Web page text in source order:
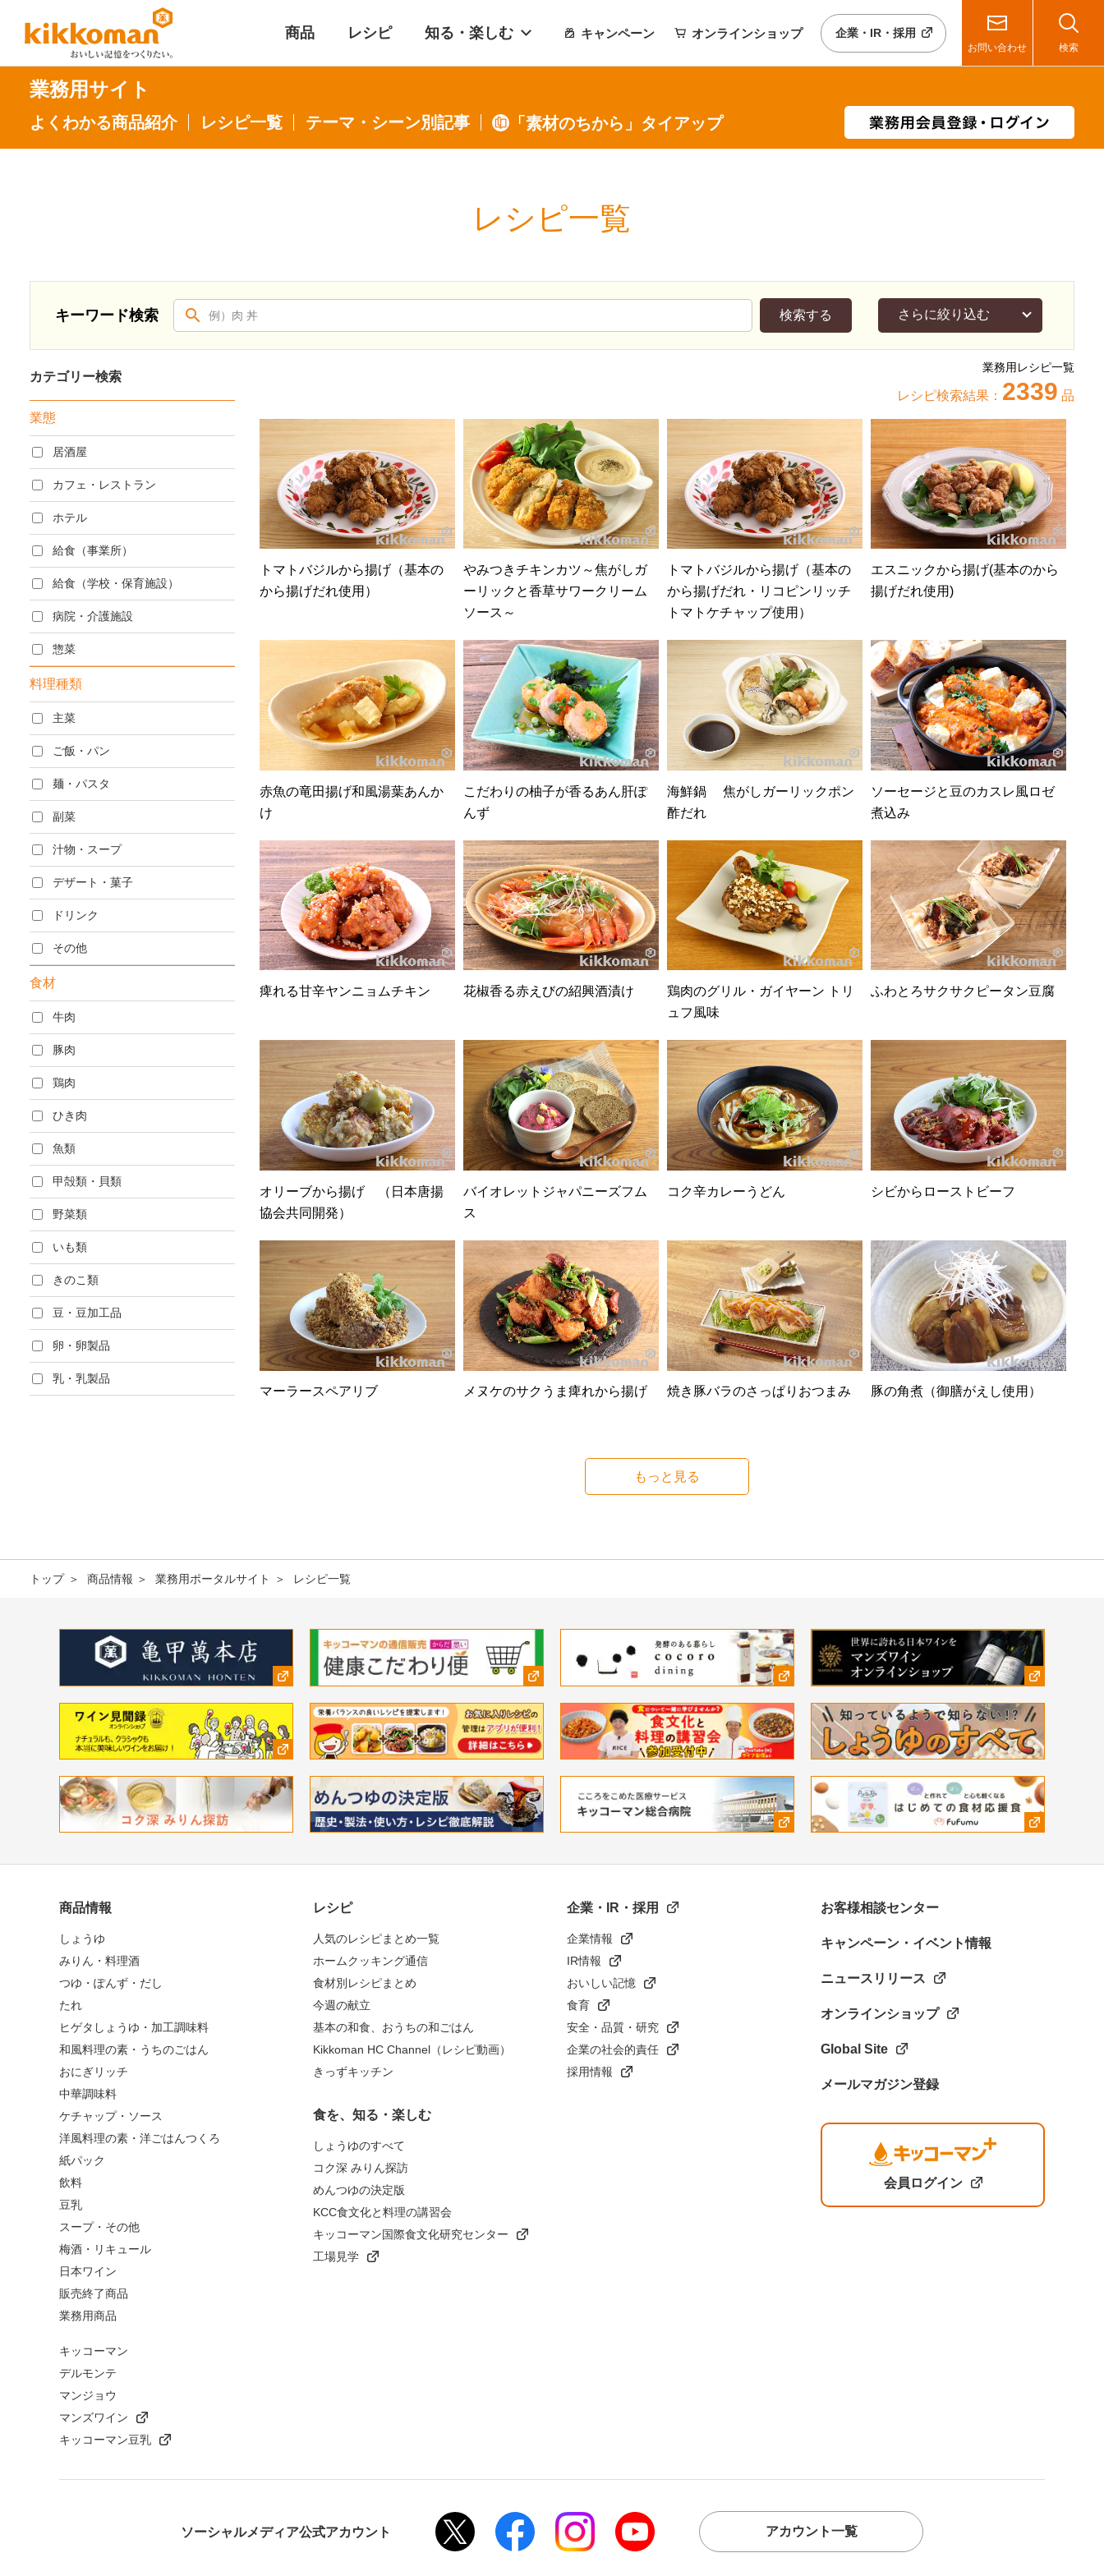
商品 レシピ 知る・楽しむ キャンペーン オンラインショップ 企業・IR・採用
お問い合わせ 検索
業務用サイト
よくわかる商品紹介 レシピ一覧 テーマ・シーン別記事 「素材のちから」タイアップ
レシピ一覧
キーワード検索 検索する さらに絞り込む
業態
ジャンル 洋風 中華風 アジア風
おつまみ 肉料理 魚料理 鍋 〆（ご飯・麺類） ランチ 定食 定番
デザート
たれ類 減塩 ハラール ベジタリアン（ヴィーガン対応含む） グルテンフリー テイクアウト
商品カテゴリー しょうゆ・みりん類 和風調味料 肉用調味料 洋風調味料 すりおろし果実 調理用ワイン 飲料・スープ
クリア
カテゴリー検索
業態
居酒屋
カフェ・レストラン
ホテル
給食（事業所）
給食（学校・保育施設）
病院・介護施設
惣菜
料理種類
主菜
ご飯・パン
麺・パスタ
副菜
汁物・スープ
デザート・菓子
ドリンク
その他
食材
牛肉
豚肉
鶏肉
ひき肉
魚類
甲殻類・貝類
野菜類
いも類
きのこ類
豆・豆加工品
卵・卵製品
乳・乳製品
業務用レシピ一覧
レシピ検索結果： 2339 品
トマトバジルから揚げ（基本の
から揚げだれ使用）
やみつきチキンカツ～焦がしガ
ーリックと香草サワークリーム
ソース～
トマトバジルから揚げ（基本の
から揚げだれ・リコピンリッチ
トマトケチャップ使用）
エスニックから揚げ(基本のから
揚げだれ使用)
赤魚の竜田揚げ和風湯葉あんか
け
こだわりの柚子が香るあん肝ぽ
んず
海鮮鍋 焦がしガーリックポン
酢だれ
ソーセージと豆のカスレ風ロゼ
煮込み
痺れる甘辛ヤンニョムチキン 花椒香る赤えびの紹興酒漬け
鶏肉のグリル・ガイヤーン トリ
ュフ風味
ふわとろサクサクピータン豆腐
オリーブから揚げ （日本唐揚
協会共同開発）
バイオレットジャパニーズフム
ス
コク辛カレーうどん シビからローストビーフ
マーラースペアリブ メヌケのサクうま痺れから揚げ 焼き豚バラのさっぱりおつまみ 豚の角煮（御膳がえし使用）
もっと見る
トップ 商品情報 業務用ポータルサイト レシピ一覧
商品情報
しょうゆ
みりん・料理酒
つゆ・ぽんず・だし
たれ
ヒゲタしょうゆ・加工調味料
和風料理の素・うちのごはん
おにぎリッチ
中華調味料
ケチャップ・ソース
洋風料理の素・洋ごはんつくろ
紙パック
飲料
豆乳
スープ・その他
梅酒・リキュール
日本ワイン
販売終了商品
業務用商品
キッコーマン
デルモンテ
マンジョウ
マンズワイン
キッコーマン豆乳
レシピ
人気のレシピまとめ一覧
ホームクッキング通信
食材別レシピまとめ
今週の献立
基本の和食、おうちの和ごはん
Kikkoman HC Channel（レシピ動画）
きっずキッチン
食を、知る・楽しむ
しょうゆのすべて
コク深 みりん探訪
めんつゆの決定版
KCC食文化と料理の講習会
キッコーマン国際食文化研究センター
工場見学
企業・IR・採用
企業情報
IR情報
おいしい記憶
食育
安全・品質・研究
企業の社会的責任
採用情報
お客様相談センター
キャンペーン・イベント情報
ニュースリリース
オンラインショップ
Global Site
メールマガジン登録
会員ログイン
ソーシャルメディア公式アカウント アカウント一覧